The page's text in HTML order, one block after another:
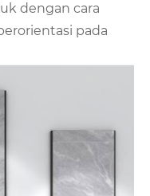
dengan cara
pada